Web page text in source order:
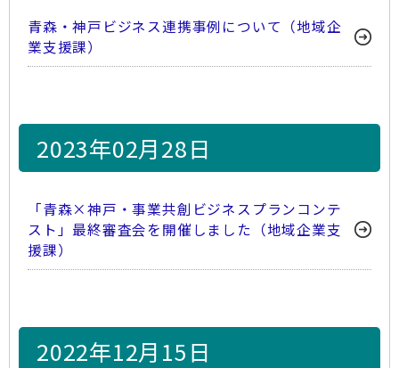
青森・神戸ビジネス連携事例について（地域企
業支援課）
2023年02月28日
「青森×神戸・事業共創ビジネスプランコンテ
スト」最終審査会を開催しました（地域企業支
援課）
2022年12月15日